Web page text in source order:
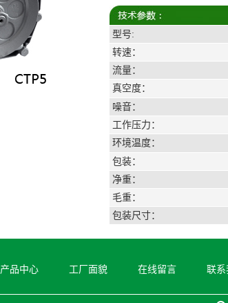
型号:
转速：
流量：
真空度：
噪音：
工作压力：
环境温度：
包装：
净重：
毛重：
包装尺寸：
产品中心 工厂面貌 在线留言 联系